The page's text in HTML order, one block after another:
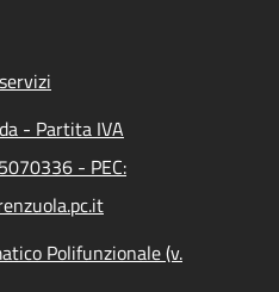
- Partita IVA
- PEC:
Polifunzionale (v.